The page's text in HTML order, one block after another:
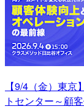
【9/4（金）東
トセンター～顧